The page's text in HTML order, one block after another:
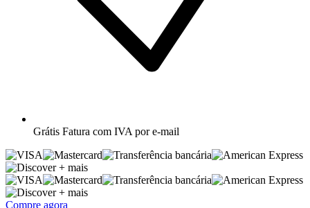
Grátis Fatura com IVA por e-mail
+ mais
+ mais
Compre agora